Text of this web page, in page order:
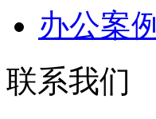
办公案例
联系我们